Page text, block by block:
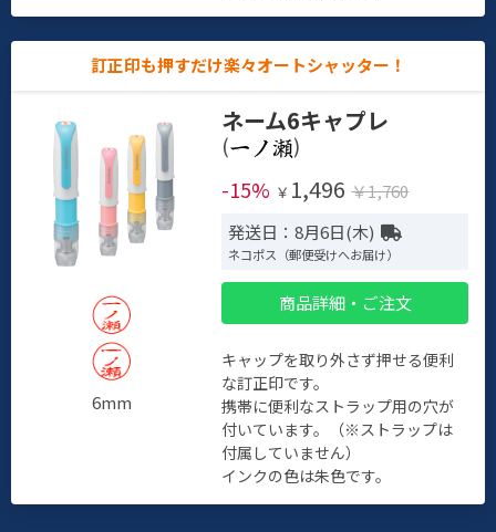
訂正印も押すだけ楽々オートシャッター！
6mm
ネーム6キャプレ
(
)
-15% ￥ 1,496 ￥1,760
発送日：8月6日(木)
ネコポス（郵便受けへお届け）
商品詳細・ご注文
キャップを取り外さず押せる便利
な訂正印です。
携帯に便利なストラップ用の穴が
付いています。（※ストラップは
付属していません）
インクの色は朱色です。